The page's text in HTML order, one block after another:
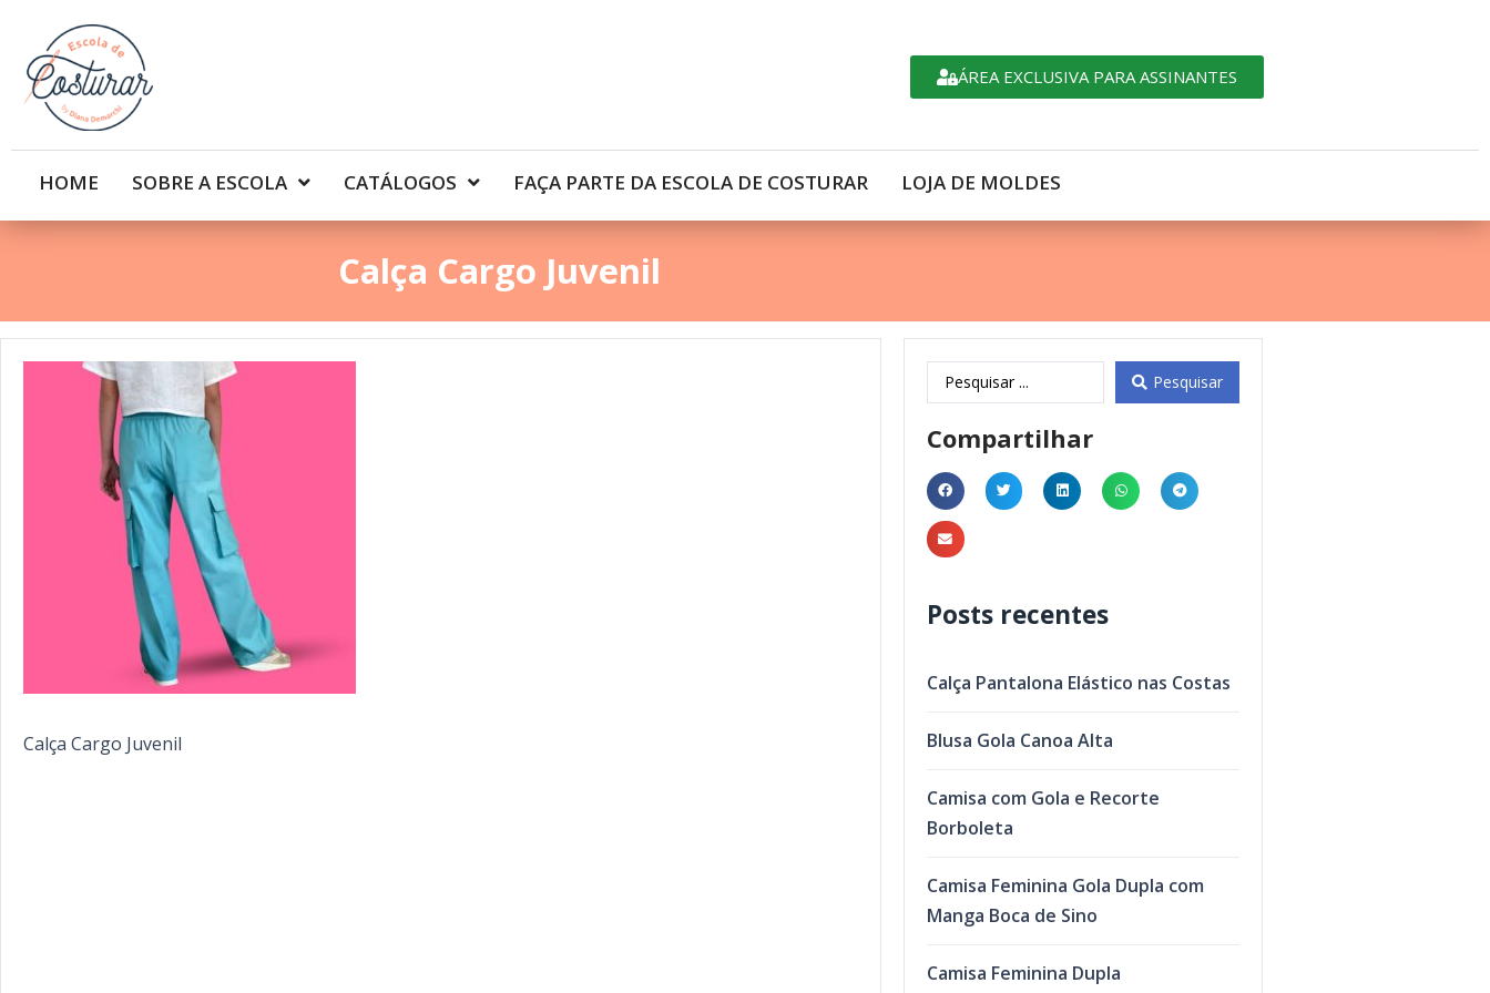
ÁREA EXCLUSIVA PARA ASSINANTES
HOME SOBRE A ESCOLA CATÁLOGOS FAÇA PARTE DA ESCOLA DE COSTURAR LOJA DE MOLDES
Calça Cargo Juvenil
Calça Cargo Juvenil
Pesquisar
Compartilhar
Posts recentes
Calça Pantalona Elástico nas Costas
Blusa Gola Canoa Alta
Camisa com Gola e Recorte
Borboleta
Camisa Feminina Gola Dupla com
Manga Boca de Sino
Camisa Feminina Dupla